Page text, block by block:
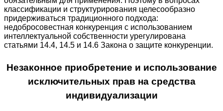
классификации и структурирования целесообразно
придерживаться традиционного подхода:
недобросовестная конкуренция с использованием
интеллектуальной собственности урегулирована
статьями 14.4, 14.5 и 14.6 Закона о защите конкуренции.
Незаконное приобретение и использование
исключительных прав на средства
индивидуализации